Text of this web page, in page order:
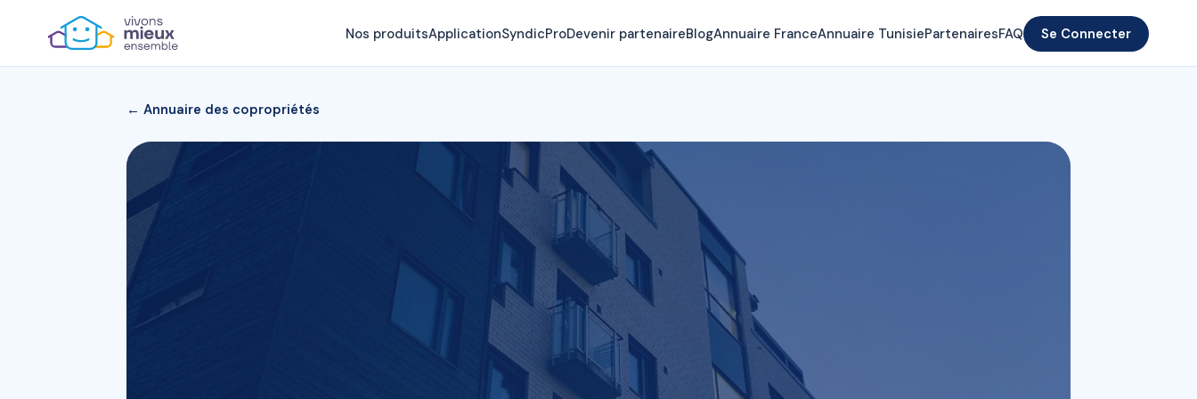
Nos produitsApplicationSyndicProDevenir partenaireBlogAnnuaire FranceAnnuaire TunisiePartenairesFAQ Se Connecter
← Annuaire des copropriétés